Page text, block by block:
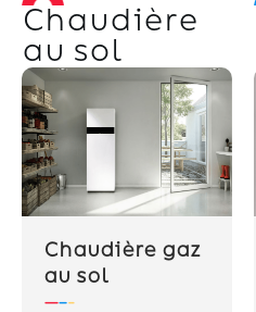
Chaudière
au sol
Chaudière gaz
au sol